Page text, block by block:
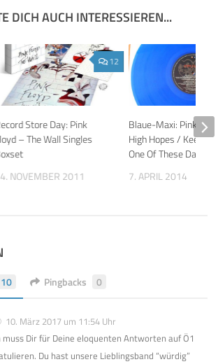
DICH AUCH INTERESSIEREN...
12
Store Day: Pink
– The Wall Singles
NOVEMBER 2011
Blaue-Maxi: Pink
High Hopes / Keep
One Of These Days
7. APRIL 2014
10 Pingbacks 0
10. März 2017 um 11:54 Uhr
Dir für Deine eloquenten Antworten auf Ö1
Du hast unsere Lieblingsband “würdig”